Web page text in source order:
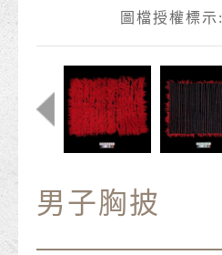
圖檔授權標示:
男子胸披